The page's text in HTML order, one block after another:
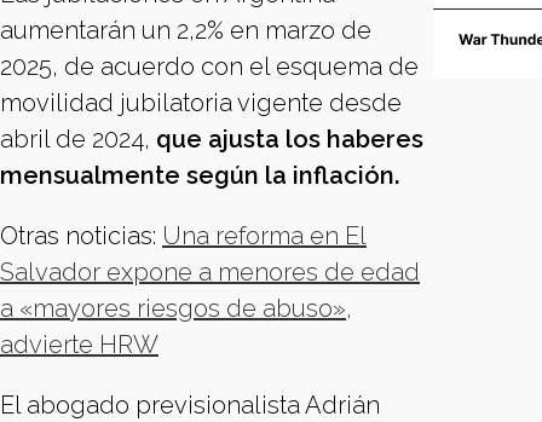
aumentarán un 2,2% en marzo de
2025, de acuerdo con el esquema de
movilidad jubilatoria vigente desde
abril de 2024, que ajusta los haberes
mensualmente según la inflación.
Otras noticias: Una reforma en El
Salvador expone a menores de edad
a «mayores riesgos de abuso»,
advierte HRW
El abogado previsionalista Adrián